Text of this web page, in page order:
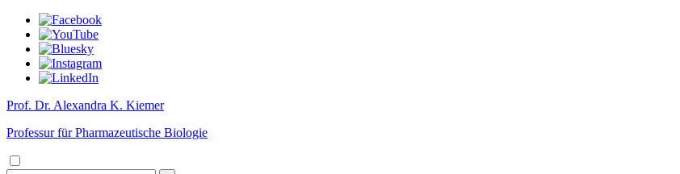
Prof. Dr. Alexandra K. Kiemer
Professur für Pharmazeutische Biologie